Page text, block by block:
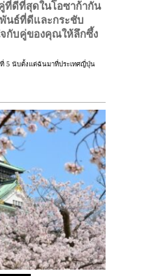
ที่ดีที่สุดในโอซาก้ากัน
นธ์ที่ดีและกระชับ
กับคู่ของคุณให้ลึกซึ้ง
5 นับตั้งแต่ฉันมาที่ประเทศญี่ปุ่น